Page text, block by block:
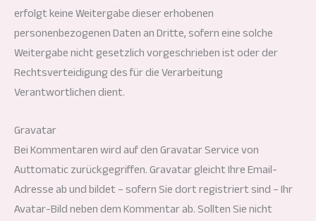
erfolgt keine Weitergabe dieser erhobenen
personenbezogenen Daten an Dritte, sofern eine solche
Weitergabe nicht gesetzlich vorgeschrieben ist oder der
Rechtsverteidigung des für die Verarbeitung
Verantwortlichen dient.
Gravatar
Bei Kommentaren wird auf den Gravatar Service von
Auttomatic zurückgegriffen. Gravatar gleicht Ihre Email-
Adresse ab und bildet – sofern Sie dort registriert sind – Ihr
Avatar-Bild neben dem Kommentar ab. Sollten Sie nicht